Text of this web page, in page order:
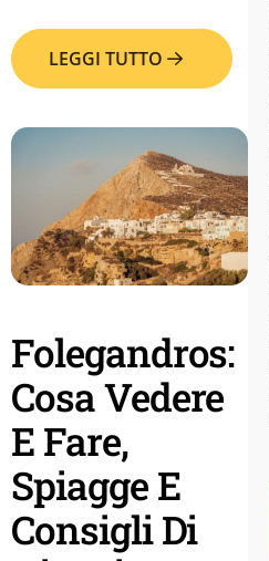
LEGGI TUTTO
Folegandros:
Cosa Vedere
E Fare,
Spiagge E
Consigli Di